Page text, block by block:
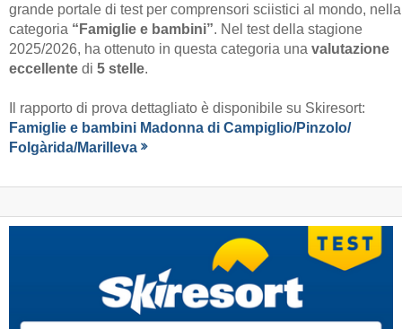
grande portale di test per comprensori sciistici al mondo, nella
categoria “Famiglie e bambini”. Nel test della stagione
2025/2026, ha ottenuto in questa categoria una valutazione
eccellente di 5 stelle.
Il rapporto di prova dettagliato è disponibile su Skiresort:
Famiglie e bambini Madonna di Campiglio/​Pinzolo/​
Folgàrida/​Marilleva